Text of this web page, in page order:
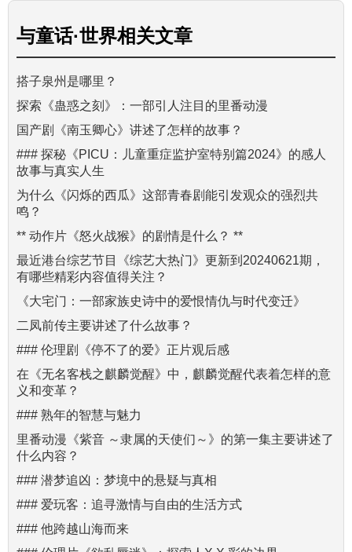
与童话·世界相关文章
搭子泉州是哪里？
探索《蛊惑之刻》：一部引人注目的里番动漫
国产剧《南玉卿心》讲述了怎样的故事？
### 探秘《PICU：儿童重症监护室特别篇2024》的感人
故事与真实人生
为什么《闪烁的西瓜》这部青春剧能引发观众的强烈共
鸣？
** 动作片《怒火战猴》的剧情是什么？ **
最近港台综艺节目《综艺大热门》更新到20240621期，
有哪些精彩内容值得关注？
《大宅门：一部家族史诗中的爱恨情仇与时代变迁》
二凤前传主要讲述了什么故事？
### 伦理剧《停不了的爱》正片观后感
在《无名客栈之麒麟觉醒》中，麒麟觉醒代表着怎样的意
义和变革？
### 熟年的智慧与魅力
里番动漫《紫音 ～隶属的天使们～》的第一集主要讲述了
什么内容？
### 潜梦追凶：梦境中的悬疑与真相
### 爱玩客：追寻激情与自由的生活方式
### 他跨越山海而来